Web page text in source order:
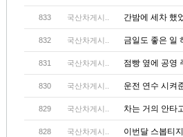
833 국산차게시.. 간밤에 세차 했
832 국산차게시.. 금일도 좋은 일
831 국산차게시.. 점빵 옆에 공영
830 국산차게시.. 운전 연수 시켜
829 국산차게시.. 차는 거의 안타
828 국산차게시.. 이번달 스봅티